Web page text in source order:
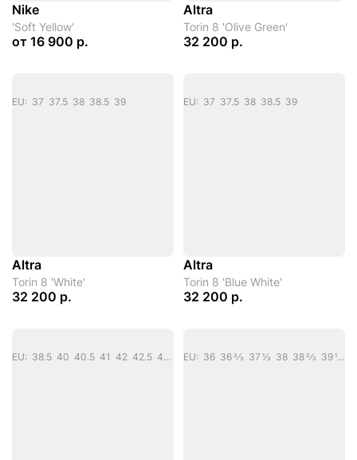
Nike
'Soft Yellow'
от 16 900 р.
Altra
Torin 8 'Olive Green'
32 200 р.
EU: 37 37.5 38 38.5 39
Altra
Torin 8 'White'
32 200 р.
EU: 37 37.5 38 38.5 39
Altra
Torin 8 'Blue White'
32 200 р.
EU: 38.5 40 40.5 41 42 42.5 43 44 44.5 45 45.5 46 48.5 EU: 36 36 2/3 37 1/3 38 38 2/3 39 1/3 40 40 2/3 41 1/3 42 42 2/3 43 1/3 44 44 2/3 45 1/3